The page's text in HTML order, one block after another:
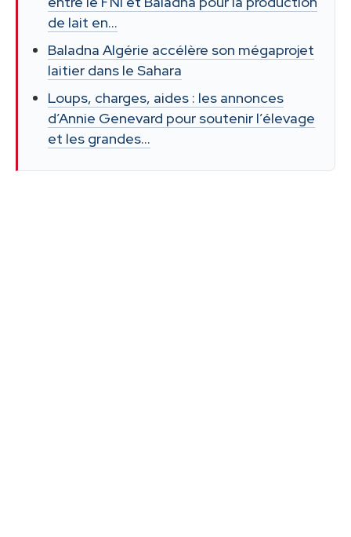
de lait en…
Baladna Algérie accélère son mégaprojet
laitier dans le Sahara
Loups, charges, aides : les annonces
d’Annie Genevard pour soutenir l’élevage
et les grandes…